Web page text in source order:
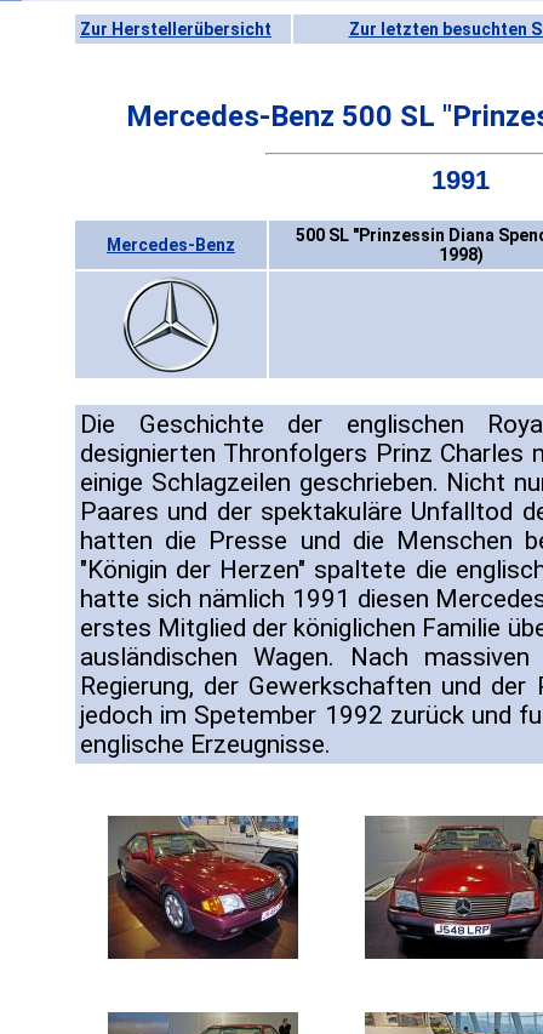
Zur Herstellerübersicht Zur letzten besuchten
Mercedes-Benz 500 SL
1991
Mercedes-Benz
500 SL "Prinzessin Diana
1998)
Die Geschichte der englischen
designierten Thronfolgers Prinz Charles
einige Schlagzeilen geschrieben. Nicht
Paares und der spektakuläre Unfalltod
hatten die Presse und die Menschen
"Königin der Herzen" spaltete die
hatte sich nämlich 1991 diesen
erstes Mitglied der königlichen Familie
ausländischen Wagen. Nach
Regierung, der Gewerkschaften und
jedoch im Spetember 1992 zurück und
englische Erzeugnisse.